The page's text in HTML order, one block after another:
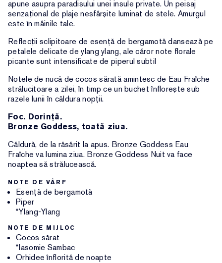
apune asupra paradisului unei insule private. Un peisaj
senzațional de plaje nesfârșite luminat de stele. Amurgul
este în mâinile tale.
Reflecții sclipitoare de esență de bergamotă dansează pe
petalele delicate de ylang ylang, ale căror note florale
picante sunt intensificate de piperul subtil
Notele de nucă de cocos sărată amintesc de Eau Fraîche
strălucitoare a zilei, în timp ce un buchet înflorește sub
razele lunii în căldura nopții.
Foc. Dorință.
Bronze Goddess, toată ziua.
Căldură, de la răsărit la apus. Bronze Goddess Eau
Fraîche va lumina ziua. Bronze Goddess Nuit va face
noaptea să strălucească.
NOTE DE VÂRF
Esență de bergamotă
Piper
*Ylang-Ylang
NOTE DE MIJLOC
Cocos sărat
*Iasomie Sambac
Orhidee înflorită de noapte